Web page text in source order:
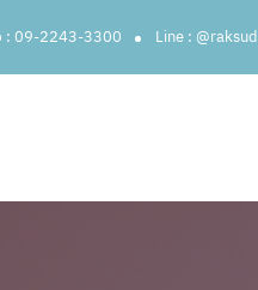
: 09-2243-3300 Line : @raksud